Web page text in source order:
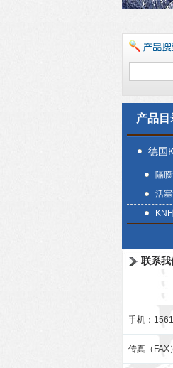
产品目
德国
隔
活
联系我
手机：
传真（